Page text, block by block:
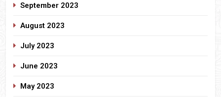
September 2023
August 2023
July 2023
June 2023
May 2023